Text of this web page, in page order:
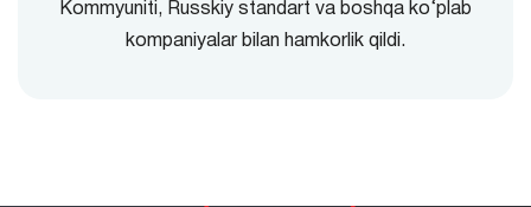
Kommyuniti, Russkiy standart va boshqa ko‘plab
kompaniyalar bilan hamkorlik qildi.